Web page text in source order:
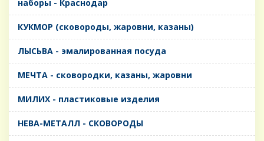
наборы - Краснодар
КУКМОР (сковороды, жаровни, казаны)
ЛЫСЬВА - эмалированная посуда
МЕЧТА - сковородки, казаны, жаровни
МИЛИХ - пластиковые изделия
НЕВА-МЕТАЛЛ - СКОВОРОДЫ